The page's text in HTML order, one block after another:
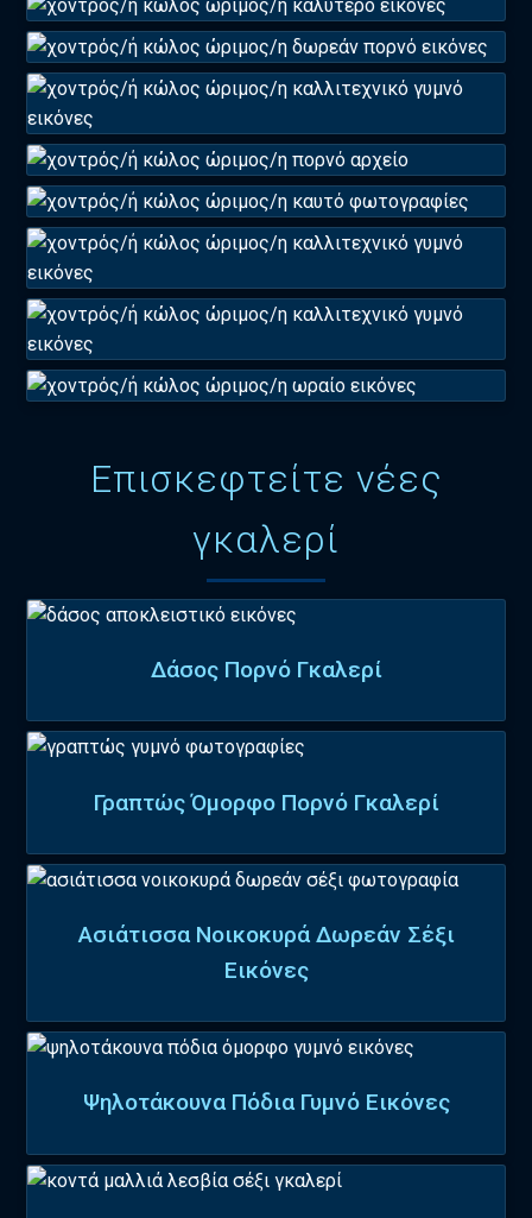
Επισκεφτείτε νέες
γκαλερί
Δάσος Πορνό Γκαλερί
Γραπτώς Όμορφο Πορνό Γκαλερί
Ασιάτισσα Νοικοκυρά Δωρεάν Σέξι
Εικόνες
Ψηλοτάκουνα Πόδια Γυμνό Εικόνες